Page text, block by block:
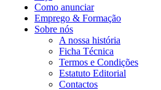
Como anunciar
Emprego & Formação
Sobre nós
A nossa história
Ficha Técnica
Termos e Condições
Estatuto Editorial
Contactos